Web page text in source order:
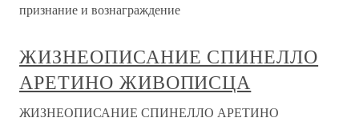
признание и вознаграждение
ЖИЗНЕОПИСАНИЕ СПИНЕЛЛО
АРЕТИНО ЖИВОПИСЦА
ЖИЗНЕОПИСАНИЕ СПИНЕЛЛО АРЕТИНО